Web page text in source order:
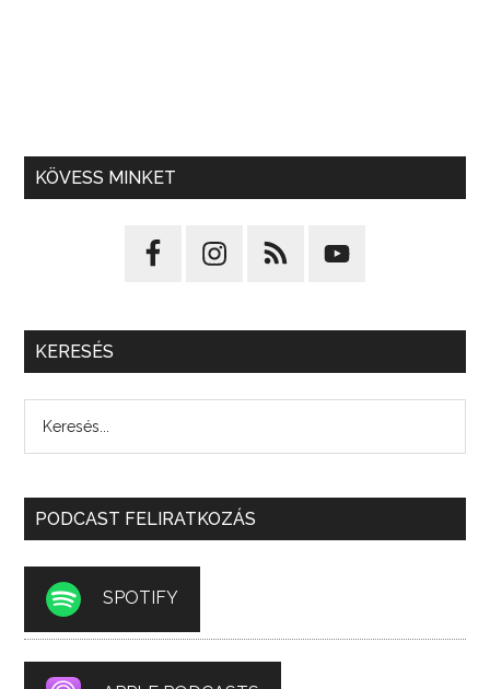
KÖVESS MINKET
KERESÉS
PODCAST FELIRATKOZÁS
SPOTIFY